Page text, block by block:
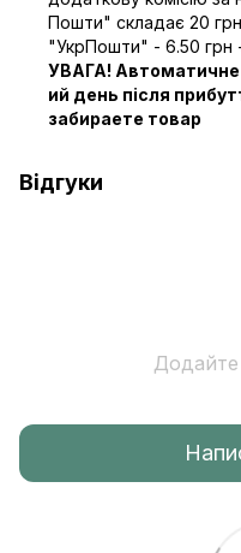
Пошти" складає 20
"УкрПошти" - 6.50 грн
УВАГА! Автоматичне
ий день після
забираете товар
Відгуки